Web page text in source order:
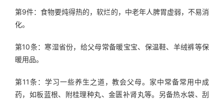
第9件：食物要炖得热的，软烂的，中老年人脾胃虚弱，不易消
化。
第10条：寒湿省份，给父母常备暖宝宝、保温鞋、羊绒裤等保
暖用品。
第11条：学习一些养生之道，教会父母。家中常备常用中成
药，如板蓝根、附桂理种丸、金匮补肾丸等。另备热水袋、刮